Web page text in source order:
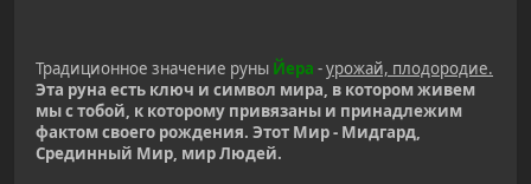
Традиционное значение руны Йера -урожай, плодородие.
Эта руна есть ключ и символ мира, в котором живем
мы с тобой, к которому привязаны и принадлежим
фактом своего рождения. Этот Мир - Мидгард,
Срединный Мир, мир Людей.